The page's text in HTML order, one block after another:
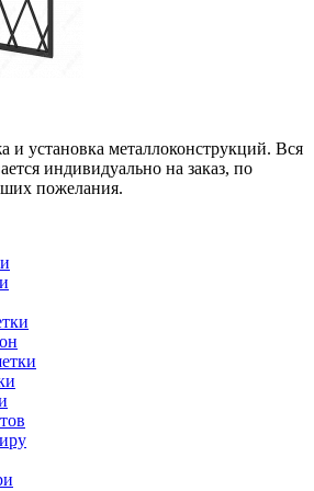
и установка металлоконструкций. Вся
индивидуально на заказ, по
пожелания.